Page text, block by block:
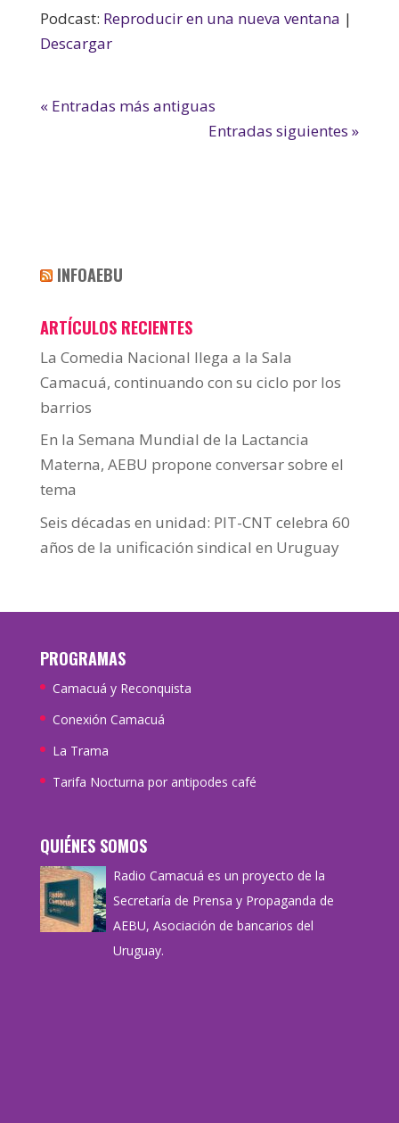
Podcast: Reproducir en una nueva ventana |
Descargar
« Entradas más antiguas
Entradas siguientes »
INFOAEBU
ARTÍCULOS RECIENTES
La Comedia Nacional llega a la Sala
Camacuá, continuando con su ciclo por los
barrios
En la Semana Mundial de la Lactancia
Materna, AEBU propone conversar sobre el
tema
Seis décadas en unidad: PIT-CNT celebra 60
años de la unificación sindical en Uruguay
PROGRAMAS
Camacuá y Reconquista
Conexión Camacuá
La Trama
Tarifa Nocturna por antipodes café
QUIÉNES SOMOS
Radio Camacuá es un proyecto de la
Secretaría de Prensa y Propaganda de
AEBU, Asociación de bancarios del
Uruguay.